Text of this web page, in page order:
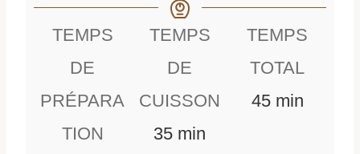
TEMPS
DE
PRÉPARA
TION
TEMPS
DE
CUISSON
35mmin
TEMPS
TOTAL
45mmin